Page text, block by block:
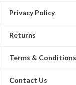
Privacy Policy
Returns
Terms & Conditions
Contact Us